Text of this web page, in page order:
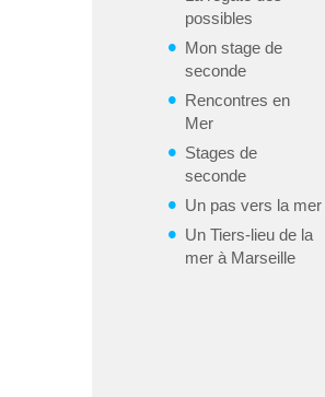
possibles
Mon stage de
seconde
Rencontres en
Mer
Stages de
seconde
Un pas vers la mer
Un Tiers-lieu de la
mer à Marseille